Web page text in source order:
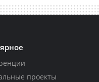
проекты